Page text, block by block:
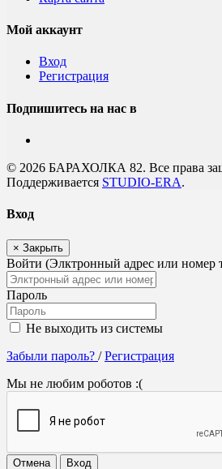
Мой аккаунт
Вход
Регистрация
Подпишитесь на нас в
© 2026 БАРАХОЛКА 82. Все права
Поддерживается STUDIO-ERA.
Вход
× Закрыть
Войти (Элктронный адрес или номер
Пароль
Не выходить из системы
Забыли пароль? /Регистрация
Мы не любим роботов :(
Отмена Вход